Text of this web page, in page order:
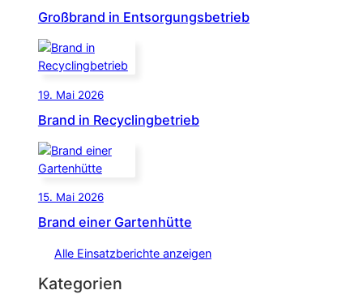
Großbrand in Entsorgungsbetrieb
19. Mai 2026
Brand in Recyclingbetrieb
15. Mai 2026
Brand einer Gartenhütte
Alle Einsatzberichte anzeigen
Kategorien